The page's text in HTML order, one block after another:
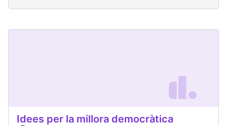
Idees per la millora democràtica